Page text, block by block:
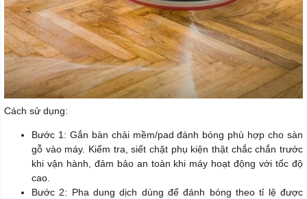
Cách sử dụng:
Bước 1: Gắn bàn chải mềm/pad đánh bóng phù hợp cho sàn
gỗ vào máy. Kiểm tra, siết chặt phụ kiện thật chắc chắn trước
khi vận hành, đảm bảo an toàn khi máy hoạt động với tốc độ
cao.
Bước 2: Pha dung dịch dùng để đánh bóng theo tỉ lệ được